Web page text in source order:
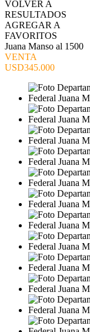
VOLVER A
RESULTADOS
AGREGAR A
FAVORITOS
Juana Manso al 1500
VENTA
USD345.000